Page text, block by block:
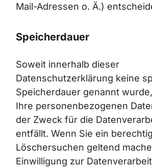
Mail-Adressen o. Ä.)
Speicherdauer
Soweit innerhalb dieser
Datenschutzerklärung keine
Speicherdauer genannt
Ihre personenbezogenen
der Zweck für die
entfällt. Wenn Sie ein
Löschersuchen geltend
Einwilligung zur